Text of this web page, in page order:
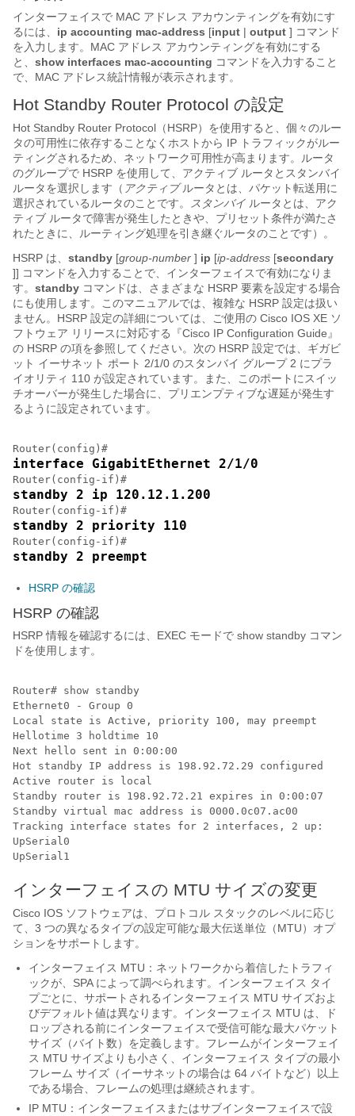
インターフェイスで MAC アドレス アカウンティングを有効にす
るには、 ip accounting mac-address [input | output ] コマンド
を入力します。MAC アドレス アカウンティングを有効にする
と、 show interfaces mac-accounting コマンドを入力すること
で、MAC アドレス統計情報が表示されます。
Hot Standby Router Protocol の設定
Hot Standby Router Protocol（HSRP）を使用すると、個々のルー
タの可用性に依存することなくホストから IP トラフィックがルー
ティングされるため、ネットワーク可用性が高まります。ルータ
のグループで HSRP を使用して、アクティブ ルータとスタンバイ
ルータを選択します（ アクティブルータとは、パケット転送用に
選択されているルータのことです。
スタンバイ ルータとは、アク
ティブ ルータで障害が発生したときや、プリセット条件が満たさ
れたときに、ルーティング処理を引き継ぐルータのことです）。
HSRP は、 standby [group-number ] ip [ip-address [secondary
]] コマンドを入力することで、インターフェイスで有効になりま
す。 standby コマンドは、さまざまな HSRP 要素を設定する場合
にも使用します。このマニュアルでは、複雑な HSRP 設定は扱い
ません。HSRP 設定の詳細については、ご使用の Cisco IOS XE ソ
フトウェア リリースに対応する『Cisco IP Configuration Guide』
の HSRP の項を参照してください。次の HSRP 設定では、ギガビ
ット イーサネット ポート 2/1/0 のスタンバイ グループ 2 にプラ
イオリティ 110 が設定されています。また、このポートにスイッ
チオーバーが発生した場合に、プリエンプティブな遅延が発生す
るように設定されています。
interface GigabitEthernet 2/1/0
standby 2 ip 120.12.1.200
standby 2 priority 110
standby 2 preempt
HSRP の確認
HSRP の確認
HSRP 情報を確認するには、EXEC モードで show standby コマン
ドを使用します。
Router# show standby
Ethernet0 - Group 0
Local state is Active, priority 100, may preempt
Hellotime 3 holdtime 10
Next hello sent in 0:00:00
Hot standby IP address is 198.92.72.29 configured
Active router is local
Standby router is 198.92.72.21 expires in 0:00:07
Standby virtual mac address is 0000.0c07.ac00
Tracking interface states for 2 interfaces, 2 up:
UpSerial0
インターフェイスの MTU サイズの変更
Cisco IOS ソフトウェアは、プロトコル スタックのレベルに応じ
て、3 つの異なるタイプの設定可能な最大伝送単位（MTU）オプ
ションをサポートします。
インターフェイス MTU：ネットワークから着信したトラフィ
ックが、SPA によって調べられます。インターフェイス タイ
プごとに、サポートされるインターフェイス MTU サイズおよ
びデフォルト値は異なります。インターフェイス MTU は、ド
ロップされる前にインターフェイスで受信可能な最大パケット
サイズ（バイト数）を定義します。フレームがインターフェイ
ス MTU サイズよりも小さく、インターフェイス タイプの最小
フレーム サイズ（イーサネットの場合は 64 バイトなど）以上
である場合、フレームの処理は継続されます。
IP MTU：インターフェイスまたはサブインターフェイスで設